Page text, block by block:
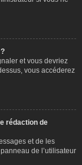
et vous devriez
vous accéderez
rédaction de
et de les
de l’utilisateur